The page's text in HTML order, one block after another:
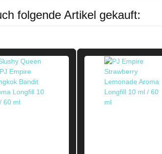
folgende Artikel gekauft: